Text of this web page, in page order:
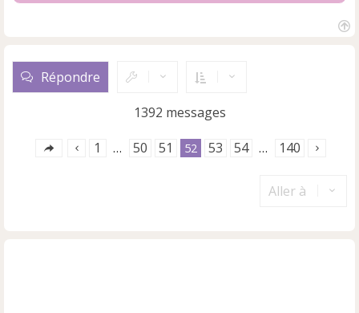
Répondre
1392 messages
1 … 50 51 52 53 54 … 140
Aller à